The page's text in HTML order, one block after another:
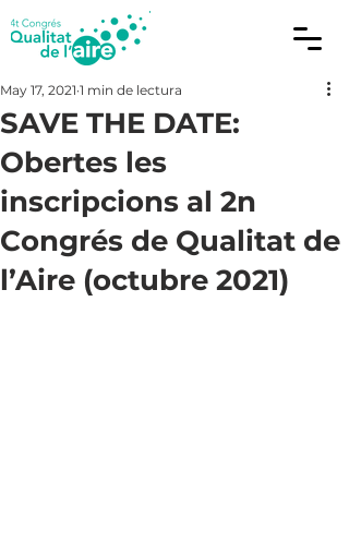
SAVE THE DATE:
Obertes les
inscripcions al 2n
Congrés de Qualitat de
l’Aire (octubre 2021)
May 17, 2021 1 min de lectura